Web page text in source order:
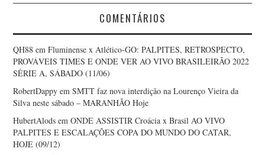
COMENTÁRIOS
QH88 emFluminense x Atlético-GO: PALPITES, RETROSPECTO,
PROVÁVEIS TIMES E ONDE VER AO VIVO BRASILEIRÃO 2022
SÉRIE A, SÁBADO (11/06)
RobertDappy emSMTT faz nova interdição na Lourenço Vieira da
Silva neste sábado – MARANHÃO Hoje
HubertAlods emONDE ASSISTIR Croácia x Brasil AO VIVO
PALPITES E ESCALAÇÕES COPA DO MUNDO DO CATAR,
HOJE (09/12)